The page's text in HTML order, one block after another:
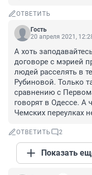
ОТВЕТИТЬ
Гость
20 апреля 2021,
А хоть
договоре с мэрией
людей расселять в
Рубиновой. Только
сравнению с
говорят в Одессе. А
Чемских переулках
ОТВЕТИТЬ 2
Показать